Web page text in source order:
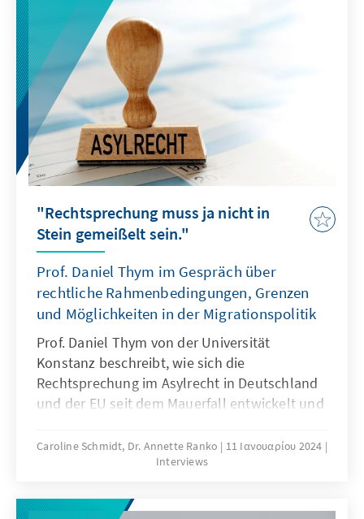
"Rechtsprechung muss ja nicht in
Stein gemeißelt sein."
Prof. Daniel Thym im Gespräch über
rechtliche Rahmenbedingungen, Grenzen
und Möglichkeiten in der Migrationspolitik
Prof. Daniel Thym von der Universität
Konstanz beschreibt, wie sich die
Rechtsprechung im Asylrecht in Deutschland
und der EU seit dem Mauerfall entwickelt und
rechtliche Handlungsspielräume auf, warnt
aber vor Schnellschüssen.
Caroline Schmidt, Dr. Annette Ranko
11 Ιανουαρίου 2024
Interviews